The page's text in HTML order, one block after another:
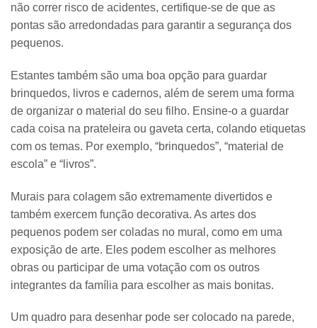
não correr risco de acidentes, certifique-se de que as
pontas são arredondadas para garantir a segurança dos
pequenos.
Estantes também são uma boa opção para guardar
brinquedos, livros e cadernos, além de serem uma forma
de organizar o material do seu filho. Ensine-o a guardar
cada coisa na prateleira ou gaveta certa, colando etiquetas
com os temas. Por exemplo, “brinquedos”, “material de
escola” e “livros”.
Murais para colagem são extremamente divertidos e
também exercem função decorativa. As artes dos
pequenos podem ser coladas no mural, como em uma
exposição de arte. Eles podem escolher as melhores
obras ou participar de uma votação com os outros
integrantes da família para escolher as mais bonitas.
Um quadro para desenhar pode ser colocado na parede,